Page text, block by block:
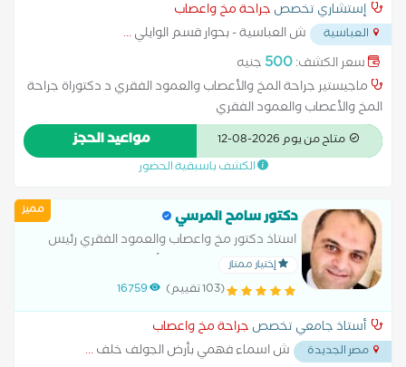
إستشاري تخصص جراحة مخ واعصاب
العباسية ش العباسية - بحوار قسم الوايلي...
سعر الكشف:500 جنيه
ماجيستير جراحة المخ والأعصاب والعمود الفقري د دكتوراة جراحة
المخ والأعصاب والعمود الفقري
متاح من يوم 2026-08-12 مواعيد الحجز
الكشف باسبقية الحضور
مميز دكتور سامح المرسي
استاذ دكتور مخ واعصاب والعمود الفقري رئيس
الجمعيه العالميه للمخ والأعصاب والعمود الفقري
استشاري جراحة المخ والأعصاب والعمود الفقري
مستشفى القصر العيني استشاري
إختيار ممتاز
(103 تقييم) 16759
أستاذ جامعي تخصص جراحة مخ واعصاب
مصر الجديدة ش اسماء فهمي بأرض الجولف خلف...